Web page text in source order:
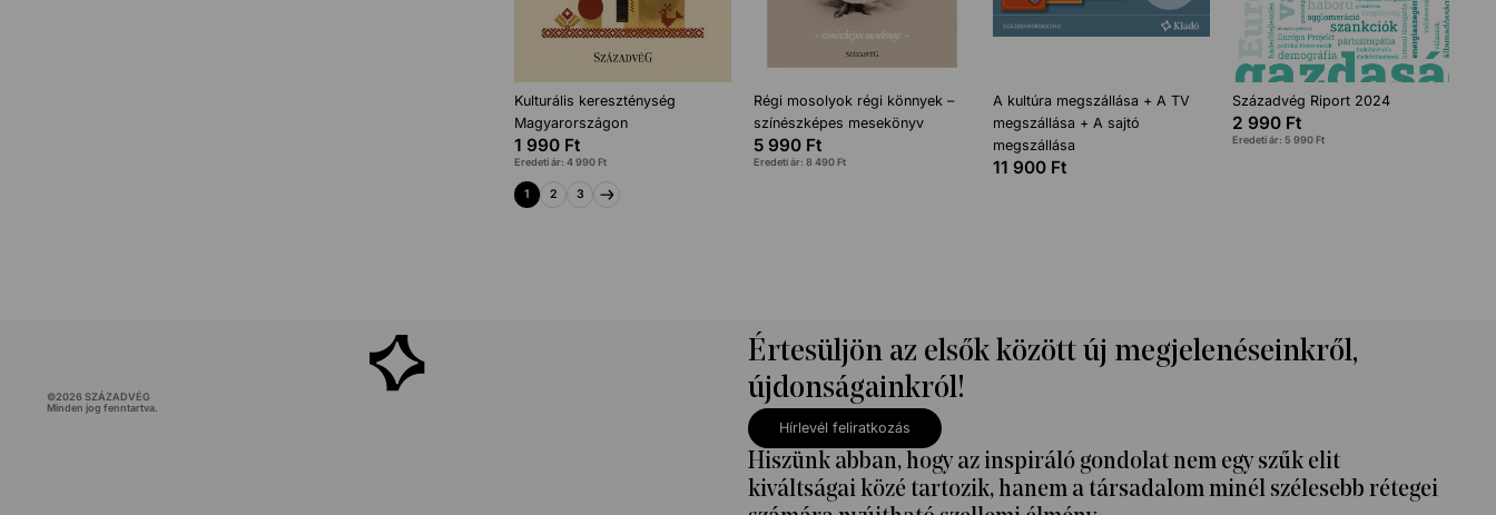
Kulturális kereszténység
Magyarországon
1 990 Ft
Eredeti ár: 4 990Ft
Régi mosolyok régi könnyek –
színészképes mesekönyv
5 990 Ft
Eredeti ár: 8 490Ft
A kultúra megszállása + A TV
megszállása + A sajtó
megszállása
11 900 Ft
Századvég Riport 2024
2 990 Ft
Eredeti ár: 5 990Ft
1 2 3
©2026SZÁZADVÉG
Minden jog fenntartva.
Értesüljön az elsők között új megjelenéseinkről,
újdonságainkról!
Hírlevél feliratkozás
Hiszünk abban, hogy az inspiráló gondolat nem egy szűk elit
kiváltságai közé tartozik, hanem a társadalom minél szélesebb rétegei